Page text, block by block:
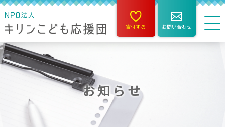
寄付する お問い合わせ
お知らせ